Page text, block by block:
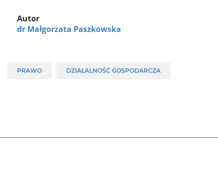
Autor
dr Małgorzata Paszkowska
PRAWO DZIAŁALNOŚĆ GOSPODARCZA